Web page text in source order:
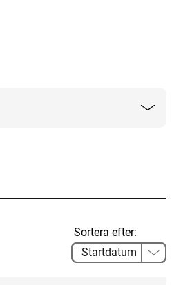
Sortera efter: